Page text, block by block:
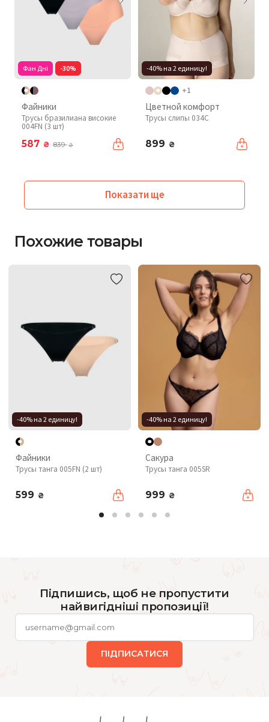
Фан Дні -30%
Файники
Трусы бразилиана високие
004FN (3 шт)
587 ₴ 839₴
-40% на 2 единицу!
+1
Цветной комфорт
Трусы слипы 034C
899 ₴
Показати ще
Похожие товары
-40% на 2 единицу!
Файники
Трусы танга 005FN (2 шт)
599 ₴
-40% на 2 единицу!
Сакура
Трусы танга 005SR
999 ₴
Підпишись, щоб не пропустити
найвигідніші пропозиції!
ПІДПИСАТИСЯ